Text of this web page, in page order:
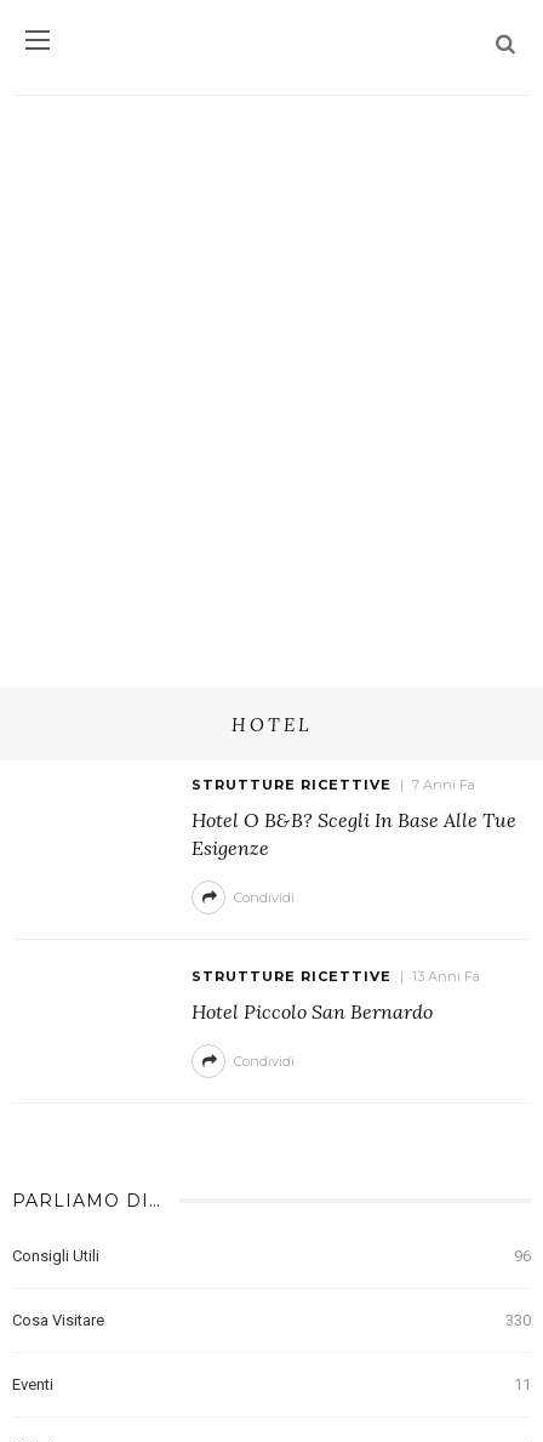
HOTEL
STRUTTURE RICETTIVE 7 Anni Fa
Hotel O B&b? Scegli In Base Alle Tue
Esigenze
Condividi
STRUTTURE RICETTIVE 13 Anni Fa
Hotel Piccolo San Bernardo
Condividi
PARLIAMO DI…
Consigli Utili 96
Cosa Visitare 330
Eventi 11